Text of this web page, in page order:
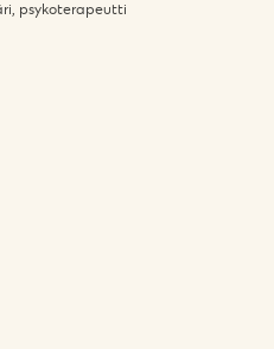
psykoterapeutti